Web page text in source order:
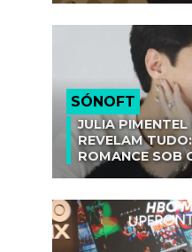
SÓNOFT
JULIA
REVELAM
ROMANCE SOB